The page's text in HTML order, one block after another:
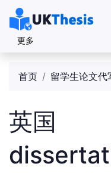
更多
首页 留学生论文代
英国